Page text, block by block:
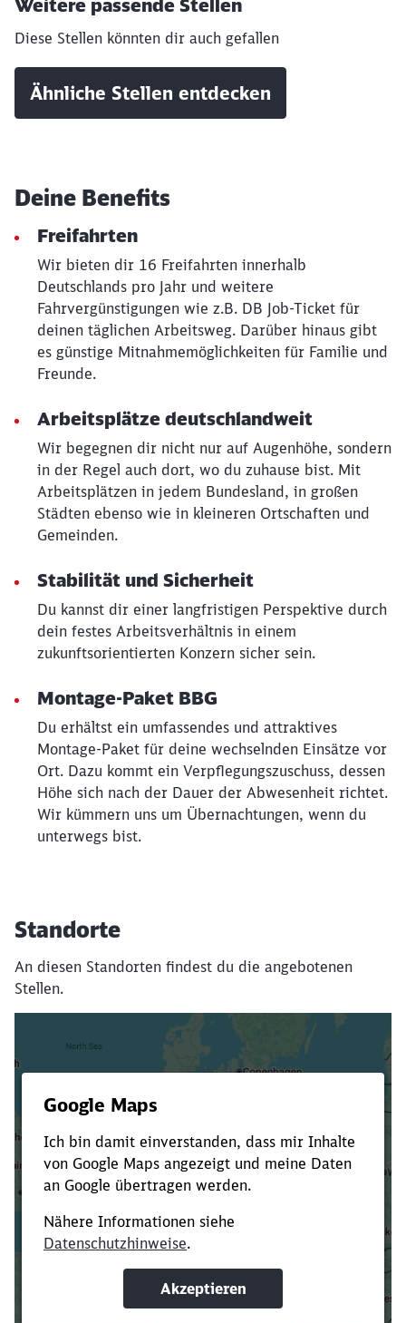
Weitere passende Stellen
Diese Stellen könnten dir auch gefallen
Ähnliche Stellen entdecken
Deine Benefits
Freifahrten
Wir bieten dir 16 Freifahrten innerhalb
Deutschlands pro Jahr und weitere
Fahrvergünstigungen wie z.B. DB Job-Ticket für
deinen täglichen Arbeitsweg. Darüber hinaus gibt
es günstige Mitnahmemöglichkeiten für Familie und
Freunde.
Arbeitsplätze deutschlandweit
Wir begegnen dir nicht nur auf Augenhöhe, sondern
in der Regel auch dort, wo du zuhause bist. Mit
Arbeitsplätzen in jedem Bundesland, in großen
Städten ebenso wie in kleineren Ortschaften und
Gemeinden.
Stabilität und Sicherheit
Du kannst dir einer langfristigen Perspektive durch
dein festes Arbeitsverhältnis in einem
zukunftsorientierten Konzern sicher sein.
Montage-Paket BBG
Du erhältst ein umfassendes und attraktives
Montage-Paket für deine wechselnden Einsätze vor
Ort. Dazu kommt ein Verpflegungszuschuss, dessen
Höhe sich nach der Dauer der Abwesenheit richtet.
Wir kümmern uns um Übernachtungen, wenn du
unterwegs bist.
Standorte
An diesen Standorten findest du die angebotenen
Stellen.
Verkürze die Ladezeit, indem du Suchbegriffe
oder Filter hinzufügst.
Suchbegriffe eingeben
Möchten Sie zuweitergeleitet
werden?